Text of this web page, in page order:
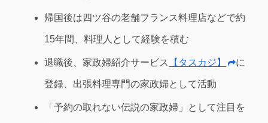
帰国後は四ツ谷の老舗フランス料理店などで約
15年間、料理人として経験を積む
退職後、家政婦紹介サービス 【タスカジ】 に
登録、出張料理専門の家政婦として活動
「予約の取れない伝説の家政婦」として注目を